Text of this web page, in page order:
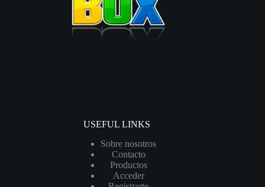
USEFUL LINKS
Sobre nosotros
Contacto
Productos
Acceder